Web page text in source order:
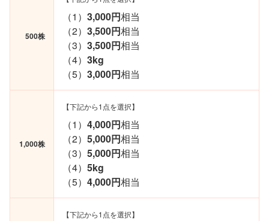
500株
（1）3,000円相当
（2）3,500円相当
（3）3,500円相当
（4）3kg
（5）3,000円相当
1,000株
【下記から1点を選択】
（1）4,000円相当
（2）5,000円相当
（3）5,000円相当
（4）5kg
（5）4,000円相当
【下記から1点を選択】